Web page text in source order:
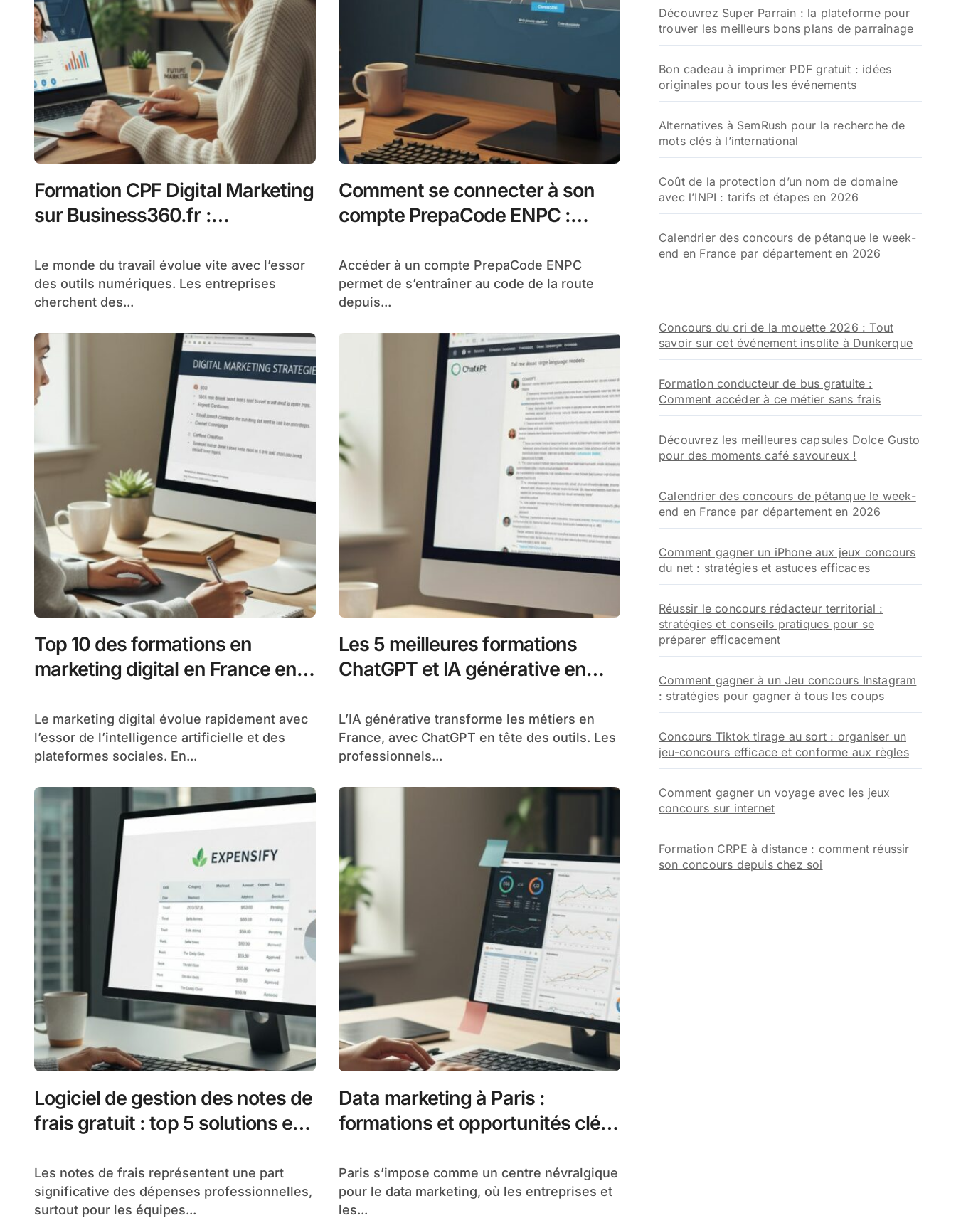
Formation CPF Digital Marketing
sur Business360.fr :
Le monde du travail évolue vite avec l’essor
des outils numériques. Les entreprises
cherchent des...
Comment se connecter à son
compte PrepaCode ENPC :
Accéder à un compte PrepaCode ENPC
permet de s’entraîner au code de la route
depuis...
Top 10 des formations en
marketing digital en France en
Le marketing digital évolue rapidement avec
l’essor de l’intelligence artificielle et des
plateformes sociales. En...
Les 5 meilleures formations
ChatGPT et IA générative en
L’IA générative transforme les métiers en
France, avec ChatGPT en tête des outils. Les
professionnels...
Logiciel de gestion des notes de
frais gratuit : top 5 solutions en
Les notes de frais représentent une part
significative des dépenses professionnelles,
surtout pour les équipes...
Data marketing à Paris :
formations et opportunités clés
Paris s’impose comme un centre névralgique
pour le data marketing, où les entreprises et
les...
e
r
Découvrez Super Parrain : la plateforme pour
trouver les meilleurs bons plans de parrainage
Bon cadeau à imprimer PDF gratuit : idées
originales pour tous les événements
Alternatives à SemRush pour la recherche de
mots clés à l’international
Coût de la protection d’un nom de domaine
avec l’INPI : tarifs et étapes en 2026
Calendrier des concours de pétanque le week-
end en France par département en 2026
Concours du cri de la mouette 2026 : Tout
savoir sur cet événement insolite à Dunkerque
Formation conducteur de bus gratuite :
Comment accéder à ce métier sans frais
Découvrez les meilleures capsules Dolce Gusto
pour des moments café savoureux !
Calendrier des concours de pétanque le week-
end en France par département en 2026
Comment gagner un iPhone aux jeux concours
du net : stratégies et astuces efficaces
Réussir le concours rédacteur territorial :
stratégies et conseils pratiques pour se
préparer efficacement
Comment gagner à un Jeu concours Instagram
: stratégies pour gagner à tous les coups
Concours Tiktok tirage au sort : organiser un
jeu-concours efficace et conforme aux règles
Comment gagner un voyage avec les jeux
concours sur internet
Formation CRPE à distance : comment réussir
son concours depuis chez soi